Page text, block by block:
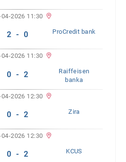
04-2026 11:30
2 - 0 ProCredit bank
04-2026 11:30
0 - 2
Raiffeisen
banka
04-2026 12:30
0 - 2 Zira
04-2026 12:30
0 - 2 KCUS